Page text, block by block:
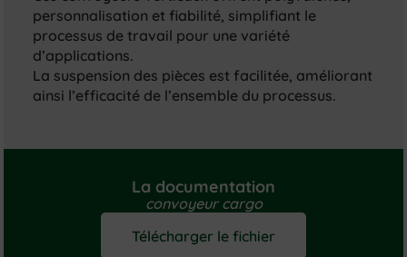
personnalisation et fiabilité, simplifiant le
processus de travail pour une variété
d’applications.
La suspension des pièces est facilitée, améliorant
ainsi l’efficacité de l’ensemble du processus.
La documentation
convoyeur cargo
Télécharger le fichier